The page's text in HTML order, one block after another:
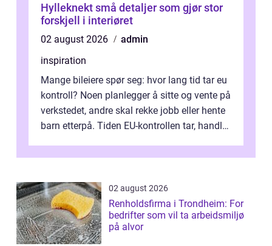
Hylleknekt små detaljer som gjør stor
forskjell i interiøret
02 august 2026
admin
inspiration
Mange bileiere spør seg: hvor lang tid tar eu
kontroll? Noen planlegger å sitte og vente på
verkstedet, andre skal rekke jobb eller hente
barn etterpå. Tiden EU-kontrollen tar, handler
02 august 2026
Renholdsfirma i Trondheim: For
bedrifter som vil ta arbeidsmiljø
på alvor